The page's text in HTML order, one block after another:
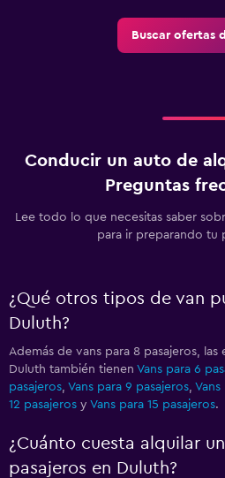
Buscar ofertas
Conducir un auto de
Preguntas
Lee todo lo que necesitas saber
para ir preparando tu
¿Qué otros tipos de van
Duluth?
Además de vans para 8 pasajeros, las
Duluth también tienen Vans para 6
pasajeros Vans para 9 pasajeros Vans
12 pasajeros y Vans para 15 pasajeros.
¿Cuánto cuesta alquilar
pasajeros en Duluth?